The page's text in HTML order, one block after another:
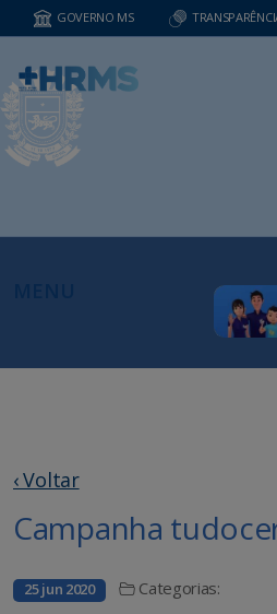
GOVERNO MS
‹ Voltar
Campanha
25 jun 2020 Categorias: